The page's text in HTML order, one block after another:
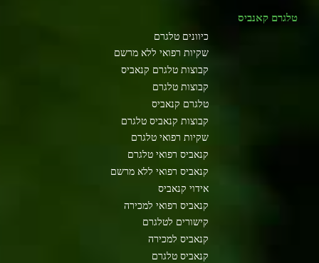
טלגרם קאנביס
כיוונים טלגרם
שקיות רפואי ללא מרשם
קבוצות טלגרם קנאביס
קבוצות טלגרם
טלגרם קנאביס
קבוצות קנאביס טלגרם
שקיות רפואי טלגרם
קנאביס רפואי טלגרם
קנאביס רפואי ללא מרשם
אידוי קנאביס
קנאביס רפואי למכירה
קישורים לטלגרם
קנאביס למכירה
קנאביס טלגרם